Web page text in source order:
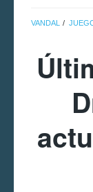
VANDAL